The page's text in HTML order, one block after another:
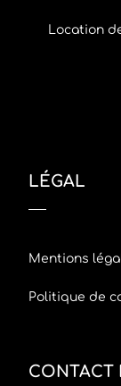
Location
LÉGAL
Mentions
Politique de
CONTACT